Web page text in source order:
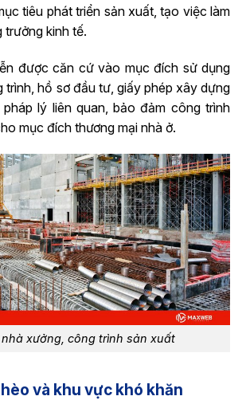
tiêu phát triển sản xuất, tạo việc làm
kinh tế.
được căn cứ vào mục đích sử dụng
hồ sơ đầu tư, giấy phép xây dựng
lý liên quan, bảo đảm công trình
mục đích thương mại nhà ở.
xưởng, công trình sản xuất
và khu vực khó khăn